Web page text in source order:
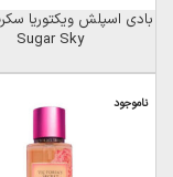
Sugar Sky
ناموجود